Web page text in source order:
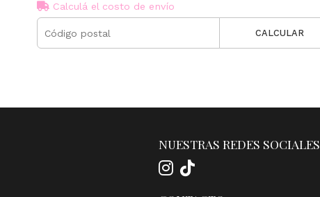
Calculá el costo de envío
CALCULAR
NUESTRAS REDES SOCIALES